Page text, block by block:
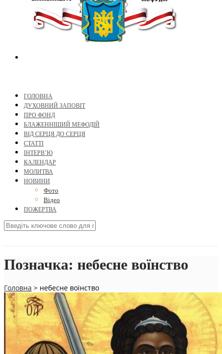
ГОЛОВНА
ДУХОВНИЙ ЗАПОВІТ
ПРО ФОНД
БЛАЖЕННІШИЙ МЕФОДІЙ
ВІД СЕРЦЯ ДО СЕРЦЯ
СТАТТІ
ІНТЕРВ’Ю
КАЛЕНДАР
МОЛИТВА
НОВИНИ
Фото
Відео
ПОЖЕРТВА
Позначка: небесне воїнство
Головна > небесне воїнство